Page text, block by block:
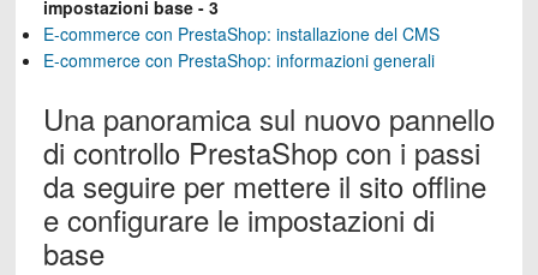
impostazioni base - 3
E-commerce con PrestaShop: installazione del CMS
E-commerce con PrestaShop: informazioni generali
Una panoramica sul nuovo pannello
di controllo PrestaShop con i passi
da seguire per mettere il sito offline
e configurare le impostazioni di
base